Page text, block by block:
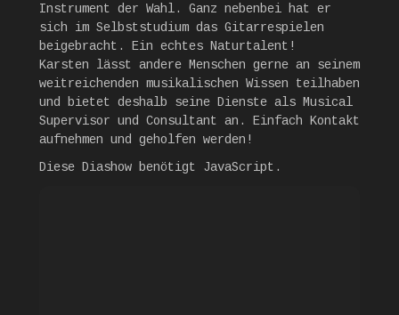
Instrument der Wahl. Ganz nebenbei hat er
sich im Selbststudium das Gitarrespielen
beigebracht. Ein echtes Naturtalent!
Karsten lässt andere Menschen gerne an seinem
weitreichenden musikalischen Wissen teilhaben
und bietet deshalb seine Dienste als Musical
Supervisor und Consultant an. Einfach Kontakt
aufnehmen und geholfen werden!
Diese Diashow benötigt JavaScript.